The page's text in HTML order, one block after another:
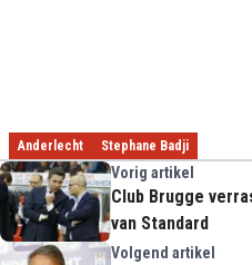
Anderlecht Stephane Badji
Vorig artikel
Club Brugge
van Standard
Volgend artikel